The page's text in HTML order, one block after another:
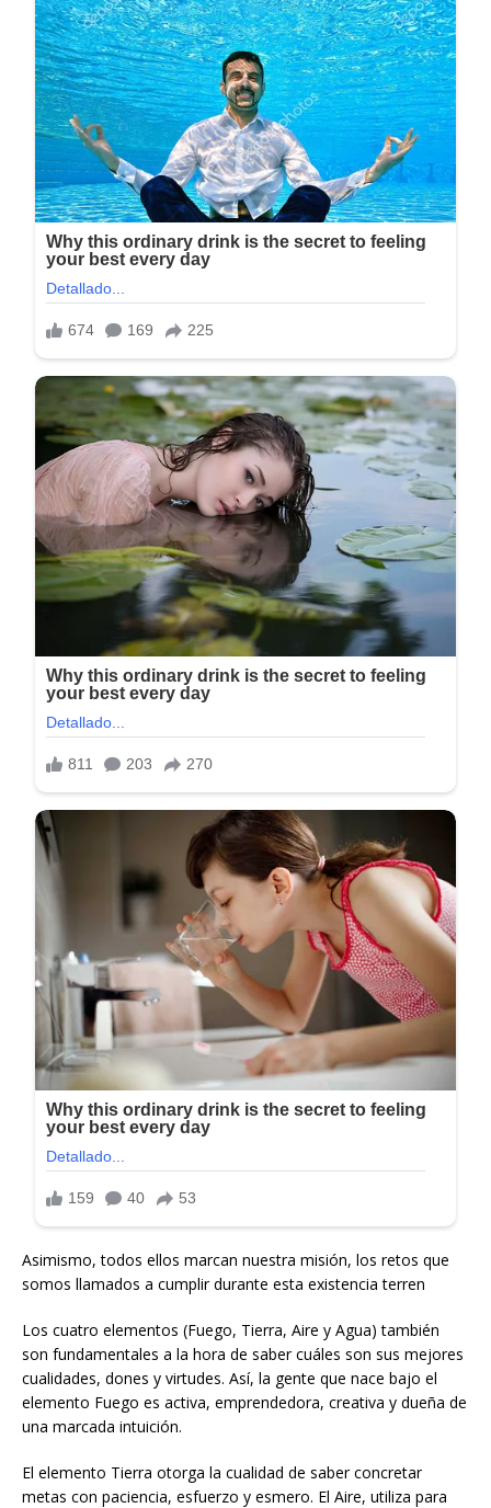
Asimismo, todos ellos marcan nuestra misión, los retos que
somos llamados a cumplir durante esta existencia terren
Los cuatro elementos (Fuego, Tierra, Aire y Agua) también
son fundamentales a la hora de saber cuáles son sus mejores
cualidades, dones y virtudes. Así, la gente que nace bajo el
elemento Fuego es activa, emprendedora, creativa y dueña de
una marcada intuición.
El elemento Tierra otorga la cualidad de saber concretar
metas con paciencia, esfuerzo y esmero. El Aire, utiliza para